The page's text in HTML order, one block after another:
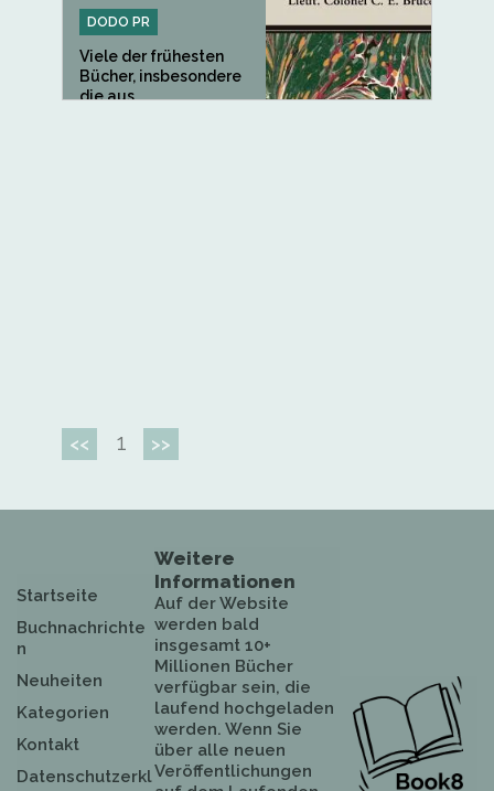
DODO PR
Viele der frühesten
Bücher, insbesondere
die aus...
<< 1 >>
Startseite
Buchnachrichte
n
Neuheiten
Kategorien
Kontakt
Datenschutzerkl
Weitere
Informationen
Auf der Website
werden bald
insgesamt 10+
Millionen Bücher
verfügbar sein, die
laufend hochgeladen
werden. Wenn Sie
über alle neuen
Veröffentlichungen